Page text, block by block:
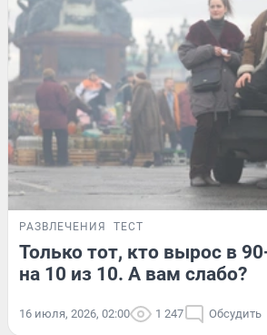
РАЗВЛЕЧЕНИЯ ТЕСТ
Только тот, кто вырос в
на 10 из 10. А вам слабо?
16 июля, 2026, 02:00 1 247 Обсудить